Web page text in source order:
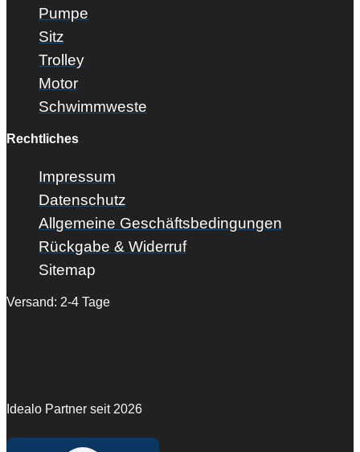
Pumpe
Sitz
Trolley
Motor
Schwimmweste
Rechtliches
Impressum
Datenschutz
Allgemeine Geschäftsbedingungen
Rückgabe & Widerruf
Sitemap
Versand: 2-4 Tage
Idealo Partner seit 2026